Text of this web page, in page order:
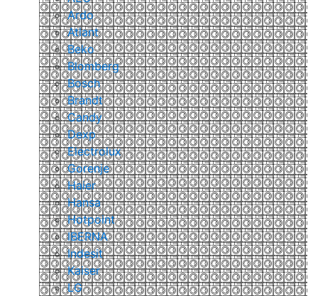
Ardo
Atlant
Beko
Blomberg
Bosch
Brandt
Candy
Dexp
Electrolux
Gorenje
Haier
Hansa
Hotpoint
IBERNA
Indesit
Kaiser
LG